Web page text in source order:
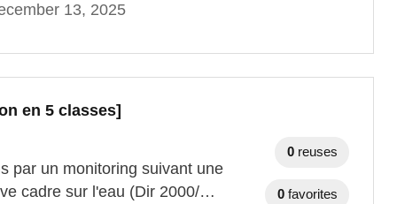
13, 2025
en 5 classes]
par un monitoring suivant une
cadre sur l'eau (Dir 2000/…
0 reuses
0 favorites